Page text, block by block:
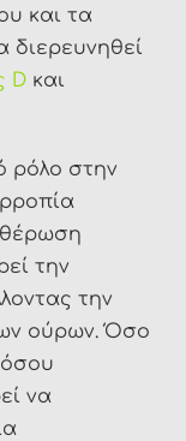
και τα
διερευνηθεί
Dκαι
ρόλο στην
την
την
ούρων. Όσο
να